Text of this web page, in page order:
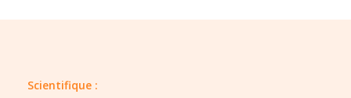
Scientifique :